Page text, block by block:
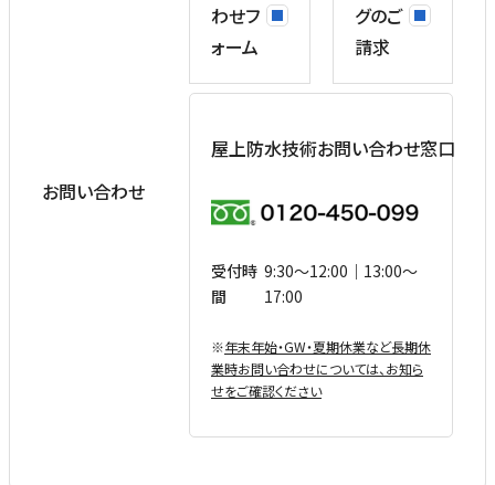
お問い合わせ
わせフ
ォーム
グのご
請求
屋上防水技術お問い合わせ窓口
受付時
間
9:30〜12:00｜13:00〜
17:00
※年末年始・GW・夏期休業など⻑期休
業時お問い合わせについては、お知ら
せをご確認ください